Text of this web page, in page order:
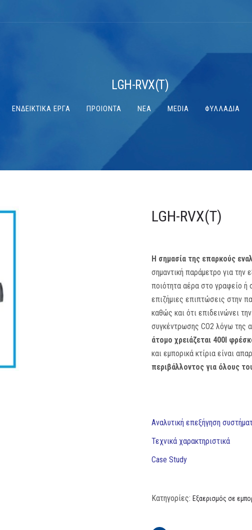
ΕΝΔΕΙΚΤΙΚΑ ΕΡΓΑ ΠΡΟΙΟΝΤΑ ΝΕΑ MEDIA ΦΥΛΛΑΔΙΑ
LGH-RVX(T)
LGH-RVX(T)
Η σημασία της επαρκούς
σημαντική παράμετρο για την
ποιότητα αέρα στο γραφείο ή
επιζήμιες επιπτώσεις στην
καθώς και ότι επιδεινώνει
συγκέντρωσης CO2 λόγω της
άτομο χρειάζεται 400l
και εμπορικά κτίρια είναι
περιβάλλοντος για όλους
Αναλυτική επεξήγηση
Τεχνικά χαρακτηριστικά
Case Study
Κατηγορίες: Εξαερισμός σε